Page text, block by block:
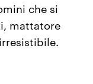
che si
mattatore